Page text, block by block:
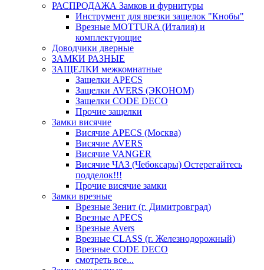
РАСПРОДАЖА Замков и фурнитуры
Инструмент для врезки защелок "Кнобы"
Врезные MOTTURA (Италия) и
комплектующие
Доводчики дверные
ЗАМКИ РАЗНЫЕ
ЗАЩЕЛКИ межкомнатные
Защелки APECS
Защелки AVERS (ЭКОНОМ)
Защелки CODE DECO
Прочие защелки
Замки висячие
Висячие APECS (Москва)
Висячие AVERS
Висячие VANGER
Висячие ЧАЗ (Чебоксары) Остерегайтесь
подделок!!!
Прочие висячие замки
Замки врезные
Врезные Зенит (г. Димитровград)
Врезные APECS
Врезные Avers
Врезные CLASS (г. Железнодорожный)
Врезные CODE DECO
смотреть все...